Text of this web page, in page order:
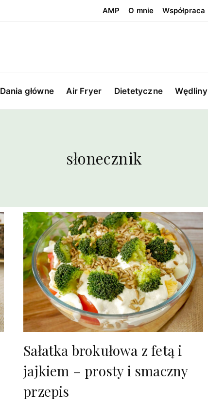
AMP O mnie Współpraca
Dania główne Air Fryer Dietetyczne Wędliny
słonecznik
Sałatka brokułowa z fetą i
jajkiem – prosty i smaczny
przepis